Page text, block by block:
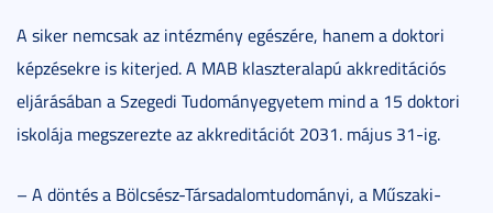
A siker nemcsak az intézmény egészére, hanem a doktori
képzésekre is kiterjed. A MAB klaszteralapú akkreditációs
eljárásában a Szegedi Tudományegyetem mind a 15 doktori
iskolája megszerezte az akkreditációt 2031. május 31-ig.
– A döntés a Bölcsész-Társadalomtudományi, a Műszaki-